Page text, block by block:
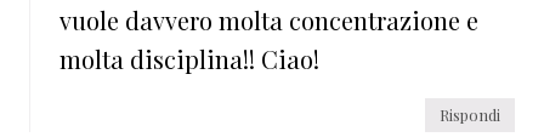
vuole davvero molta concentrazione e
molta disciplina!! Ciao!
Rispondi